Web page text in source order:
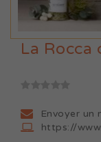
La Rocca
Envoyer un
https://